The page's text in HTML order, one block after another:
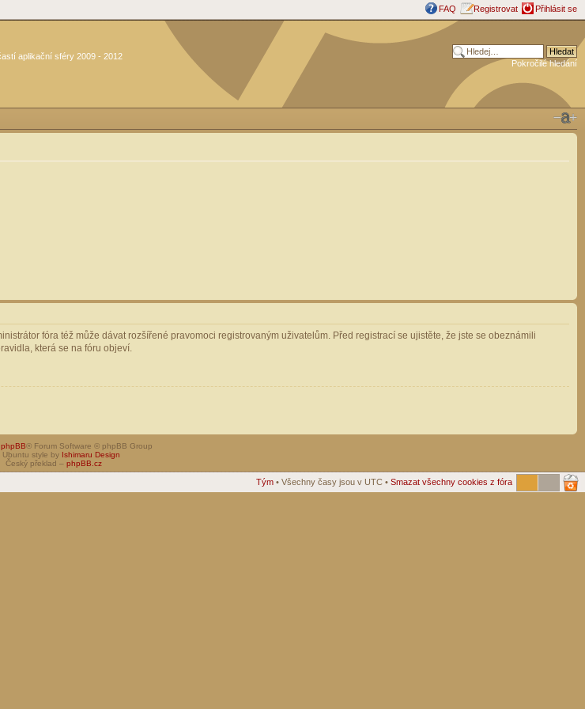
FAQ Registrovat Přihlásit se
aplikační sféry 2009 - 2012
Pokročilé hledání
fóra též může dávat rozšířené pravomoci registrovaným uživatelům. Před registrací se ujistěte, že jste se obeznámili
která se na fóru objeví.
phpBB® Forum Software © phpBB Group
Ubuntu style by Ishimaru Design
Český překlad – phpBB.cz
Tým • Všechny časy jsou v UTC • Smazat všechny cookies z fóra